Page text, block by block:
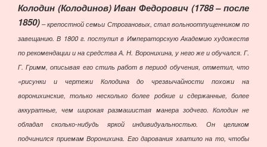
Колодин (Колодинов) Иван Федорович (1788 – после
1850)– крепостной семьи Строгановых, стал вольноотпущенником по
завещанию. В 1800 г. поступил в Императорскую Академию художеств
по рекомендации и на средства А. Н. Воронихина, у него же и обучался. Г.
Г. Гримм, описывая его стиль работ в период обучения, отметил, что
«рисунки и чертежи Колодина до чрезвычайности похожи на
воронихинские, только несколько более робкие и сдержанные, более
аккуратные, чем широкая размашистая манера зодчего. Колодин не
обладал сколько-нибудь яркой индивидуальностью. Он целиком
подчинился приемам Воронихина. Его дарования хватило на то, чтобы